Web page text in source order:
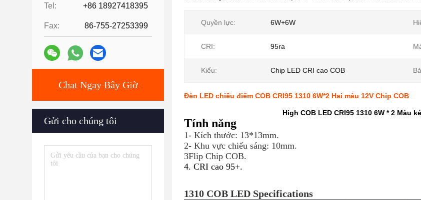
Tel: +86 18927418395
Fax: 86-755-27253399
Chat Ngay Bây Giờ
Gửi cho chúng tôi
Quyền lực: 6W+6W
CRI: 95ra
Kiểu: Chip LED CRI cao COB
Đèn LED chiếu điểm COB CRI95 1310 6W*2 Hai màu 12V Chip COB
High COB LED CRI95 1310 6W * 2 Màu
Tính năng
1- Kích thước: 13*13mm.
2- Khu vực chiếu sáng: 10mm.
3Flip Chip COB.
4. CRI cao 95+.
1310 COB LED Specifications